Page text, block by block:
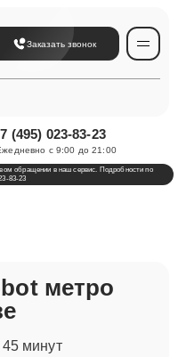
Заказать звонок
(495) 023-83-23
с 9:00 до 21:00
обращении в наш сервис. Подробности по
83-23
метро
минут